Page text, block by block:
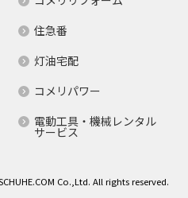
住急番
灯油宅配
コメリパワー
電動工具・機械レンタル
サービス
Co.,Ltd. All rights reserved.